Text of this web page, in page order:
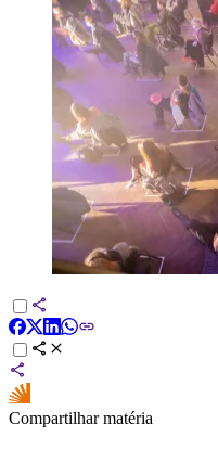
Compartilhar matéria